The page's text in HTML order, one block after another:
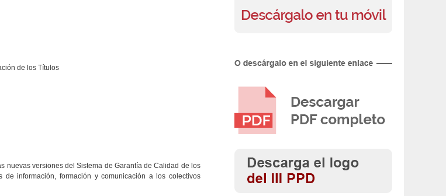
de los Títulos
nuevas versiones del Sistema de Garantía de Calidad de los
información, formación y comunicación a los colectivos